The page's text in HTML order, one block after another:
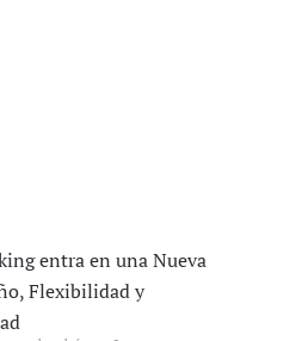
entra en una Nueva
Flexibilidad y